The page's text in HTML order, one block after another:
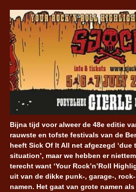
Bijna tijd voor alweer de 48e editie
rauwste en tofste festivals van de
heeft Sick Of It All net afgezegd ‘due
situation’, maar we hebben er
terecht want ‘Your Rock’n’Roll
uit van de dikke punk-, garage-,
namen. Het gaat van grote namen